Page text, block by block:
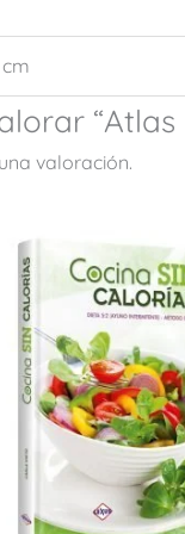
cm
valoración.